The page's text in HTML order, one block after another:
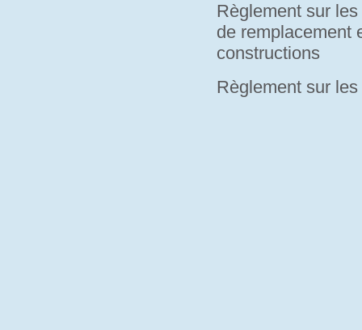
Règlement sur les
de remplacement
constructions
Règlement sur les